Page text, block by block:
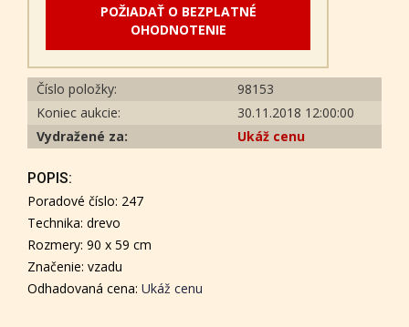
POŽIADAŤ O BEZPLATNÉ
OHODNOTENIE
Číslo položky:
98153
Koniec aukcie:
30.11.2018 12:00:00
Vydražené za:
Ukáž cenu
POPIS:
Poradové číslo: 247
Technika: drevo
Rozmery: 90 x 59 cm
Značenie: vzadu
Odhadovaná cena: Ukáž cenu